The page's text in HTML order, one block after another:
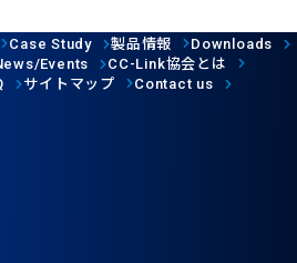
Case Study 製品情報 Downloads
Events CC-Link協会とは
サイトマップ Contact us